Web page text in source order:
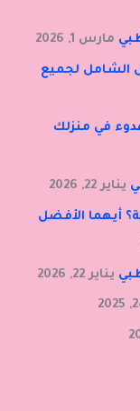
مارس 1, 2026
الشامل لجميع
في منزلك
يناير 22, 2026
أيهما الأفضل
يناير 22, 2026